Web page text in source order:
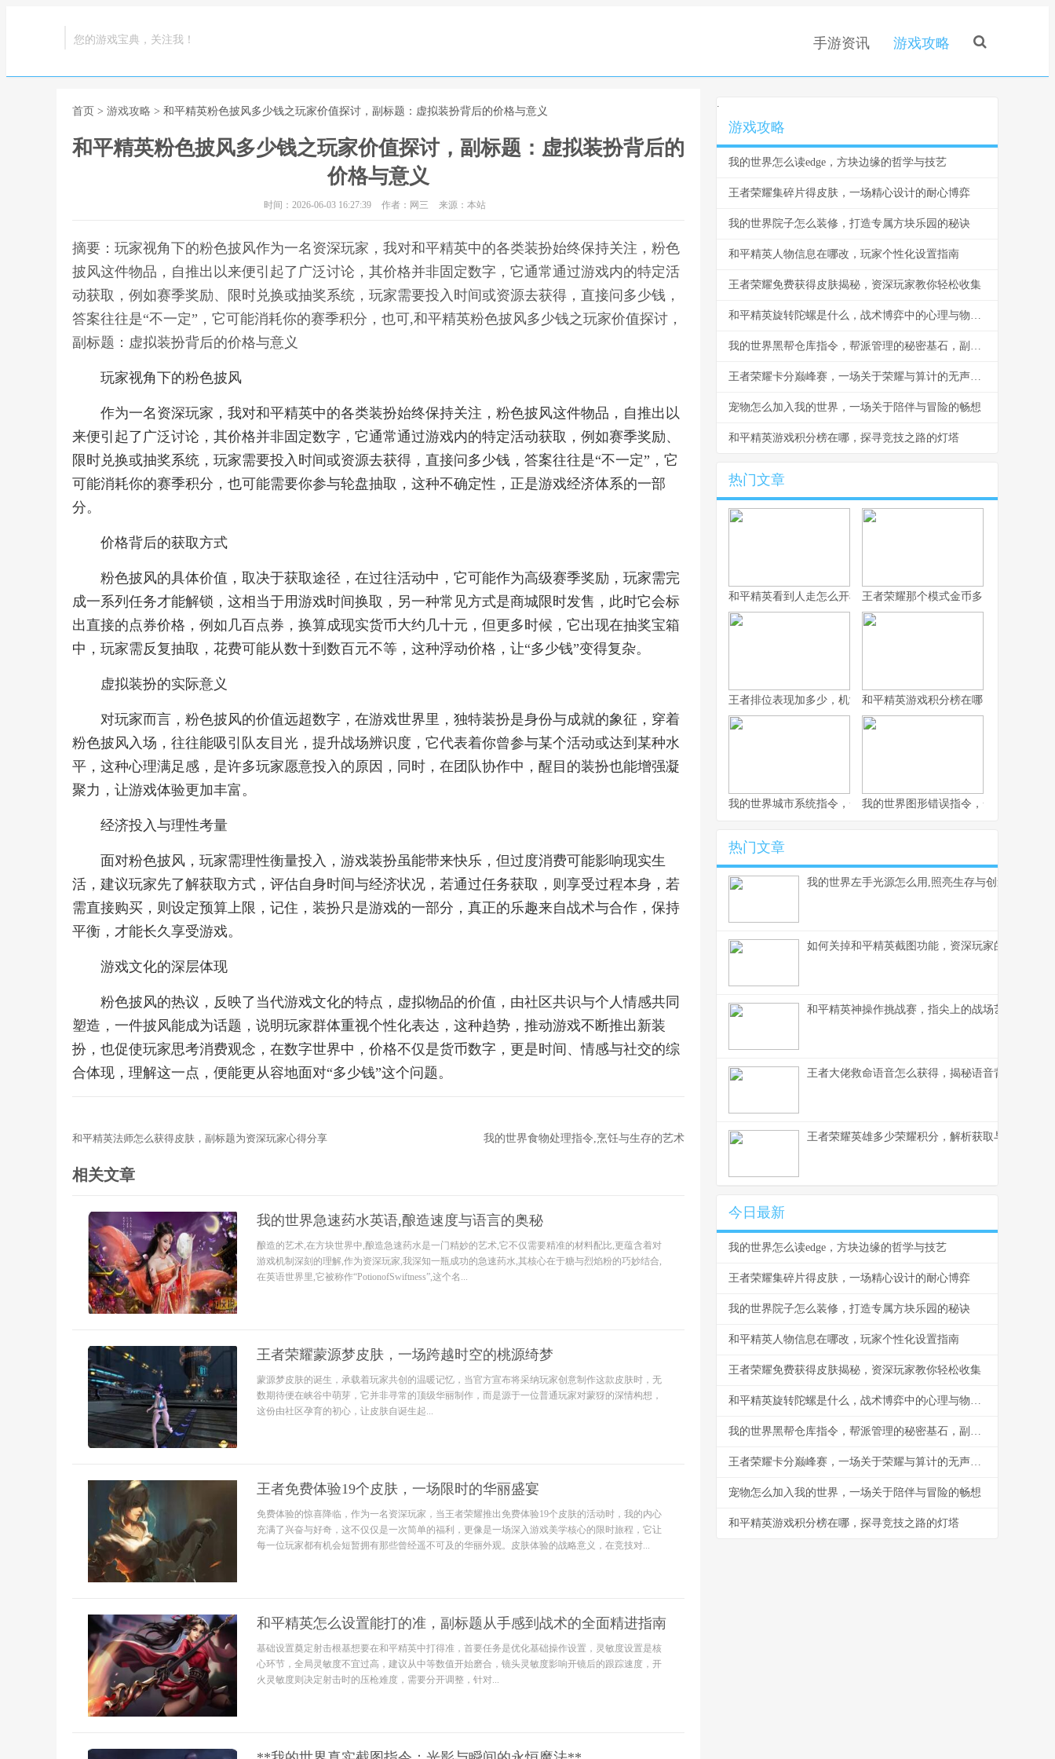
您的游戏宝典，关注我！ 手游资讯 游戏攻略
首页 > 游戏攻略 > 和平精英粉色披风多少钱之玩家价值探讨，副标题：虚拟装扮背后的价格与意义
和平精英粉色披风多少钱之玩家价值探讨，副标题：虚拟装扮背后的
价格与意义
时间：2026-06-03 16:27:39 作者：网三 来源：本站
摘要：玩家视角下的粉色披风作为一名资深玩家，我对和平精英中的各类装扮始终保持关注，粉色
披风这件物品，自推出以来便引起了广泛讨论，其价格并非固定数字，它通常通过游戏内的特定活
动获取，例如赛季奖励、限时兑换或抽奖系统，玩家需要投入时间或资源去获得，直接问多少钱，
答案往往是“不一定”，它可能消耗你的赛季积分，也可,和平精英粉色披风多少钱之玩家价值探讨，
副标题：虚拟装扮背后的价格与意义
玩家视角下的粉色披风
作为一名资深玩家，我对和平精英中的各类装扮始终保持关注，粉色披风这件物品，自推出以
来便引起了广泛讨论，其价格并非固定数字，它通常通过游戏内的特定活动获取，例如赛季奖励、
限时兑换或抽奖系统，玩家需要投入时间或资源去获得，直接问多少钱，答案往往是“不一定”，它
可能消耗你的赛季积分，也可能需要你参与轮盘抽取，这种不确定性，正是游戏经济体系的一部
分。
价格背后的获取方式
粉色披风的具体价值，取决于获取途径，在过往活动中，它可能作为高级赛季奖励，玩家需完
成一系列任务才能解锁，这相当于用游戏时间换取，另一种常见方式是商城限时发售，此时它会标
出直接的点券价格，例如几百点券，换算成现实货币大约几十元，但更多时候，它出现在抽奖宝箱
中，玩家需反复抽取，花费可能从数十到数百元不等，这种浮动价格，让“多少钱”变得复杂。
虚拟装扮的实际意义
对玩家而言，粉色披风的价值远超数字，在游戏世界里，独特装扮是身份与成就的象征，穿着
粉色披风入场，往往能吸引队友目光，提升战场辨识度，它代表着你曾参与某个活动或达到某种水
平，这种心理满足感，是许多玩家愿意投入的原因，同时，在团队协作中，醒目的装扮也能增强凝
聚力，让游戏体验更加丰富。
经济投入与理性考量
面对粉色披风，玩家需理性衡量投入，游戏装扮虽能带来快乐，但过度消费可能影响现实生
活，建议玩家先了解获取方式，评估自身时间与经济状况，若通过任务获取，则享受过程本身，若
需直接购买，则设定预算上限，记住，装扮只是游戏的一部分，真正的乐趣来自战术与合作，保持
平衡，才能长久享受游戏。
游戏文化的深层体现
粉色披风的热议，反映了当代游戏文化的特点，虚拟物品的价值，由社区共识与个人情感共同
塑造，一件披风能成为话题，说明玩家群体重视个性化表达，这种趋势，推动游戏不断推出新装
扮，也促使玩家思考消费观念，在数字世界中，价格不仅是货币数字，更是时间、情感与社交的综
合体现，理解这一点，便能更从容地面对“多少钱”这个问题。
和平精英法师怎么获得皮肤，副标题为资深玩家心得分享 我的世界食物处理指令,烹饪与生存的艺术
相关文章
我的世界急速药水英语,酿造速度与语言的奥秘
酿造的艺术,在方块世界中,酿造急速药水是一门精妙的艺术,它不仅需要精准的材料配比,更蕴含着对
游戏机制深刻的理解,作为资深玩家,我深知一瓶成功的急速药水,其核心在于糖与烈焰粉的巧妙结合,
在英语世界里,它被称作“PotionofSwiftness”,这个名...
王者荣耀蒙源梦皮肤，一场跨越时空的桃源绮梦
蒙源梦皮肤的诞生，承载着玩家共创的温暖记忆，当官方宣布将采纳玩家创意制作这款皮肤时，无
数期待便在峡谷中萌芽，它并非寻常的顶级华丽制作，而是源于一位普通玩家对蒙犽的深情构想，
这份由社区孕育的初心，让皮肤自诞生起...
王者免费体验19个皮肤，一场限时的华丽盛宴
免费体验的惊喜降临，作为一名资深玩家，当王者荣耀推出免费体验19个皮肤的活动时，我的内心
充满了兴奋与好奇，这不仅仅是一次简单的福利，更像是一场深入游戏美学核心的限时旅程，它让
每一位玩家都有机会短暂拥有那些曾经遥不可及的华丽外观。皮肤体验的战略意义，在竞技对...
和平精英怎么设置能打的准，副标题从手感到战术的全面精进指南
基础设置奠定射击根基想要在和平精英中打得准，首要任务是优化基础操作设置，灵敏度设置是核
心环节，全局灵敏度不宜过高，建议从中等数值开始磨合，镜头灵敏度影响开镜后的跟踪速度，开
火灵敏度则决定射击时的压枪难度，需要分开调整，针对...
.
游戏攻略
我的世界怎么读edge，方块边缘的哲学与技艺
王者荣耀集碎片得皮肤，一场精心设计的耐心博弈
我的世界院子怎么装修，打造专属方块乐园的秘诀
和平精英人物信息在哪改，玩家个性化设置指南
王者荣耀免费获得皮肤揭秘，资深玩家教你轻松收集
和平精英旋转陀螺是什么，战术博弈中的心理与物理轴心
我的世界黑帮仓库指令，帮派管理的秘密基石，副标题，指令构筑的地下秩序与财富堡垒
王者荣耀卡分巅峰赛，一场关于荣耀与算计的无声战争
宠物怎么加入我的世界，一场关于陪伴与冒险的畅想
和平精英游戏积分榜在哪，探寻竞技之路的灯塔
热门文章
和平精英看到人走怎么开枪，冷静瞄准与节奏掌控的艺术，副标题
王者荣耀那个模式金币多，揭秘高效积
王者排位表现加多少，机制解析与实战心得和平精英游戏积分榜在哪，探寻竞技之
我的世界城市系统指令，一座虚拟城市的诞生与成长副标题
我的世界图形错误指令，一场意料之外
热门文章
我的世界左手光源怎么用,照亮生存与创造之路
如何关掉和平精英截图功能，资深玩家的操作心得
和平精英神操作挑战赛，指尖上的战场艺术
王者大佬救命语音怎么获得，揭秘语音背后的荣耀
王者荣耀英雄多少荣耀积分，解析获取与使用之道
今日最新
我的世界怎么读edge，方块边缘的哲学与技艺
王者荣耀集碎片得皮肤，一场精心设计的耐心博弈
我的世界院子怎么装修，打造专属方块乐园的秘诀
和平精英人物信息在哪改，玩家个性化设置指南
王者荣耀免费获得皮肤揭秘，资深玩家教你轻松收集
和平精英旋转陀螺是什么，战术博弈中的心理与物理轴心
我的世界黑帮仓库指令，帮派管理的秘密基石，副标题，指令构筑的地下秩序与财富堡垒
王者荣耀卡分巅峰赛，一场关于荣耀与算计的无声战争
宠物怎么加入我的世界，一场关于陪伴与冒险的畅想
和平精英游戏积分榜在哪，探寻竞技之路的灯塔